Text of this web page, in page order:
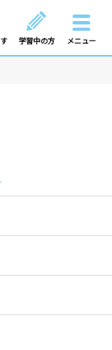
学習中の方 メニュー